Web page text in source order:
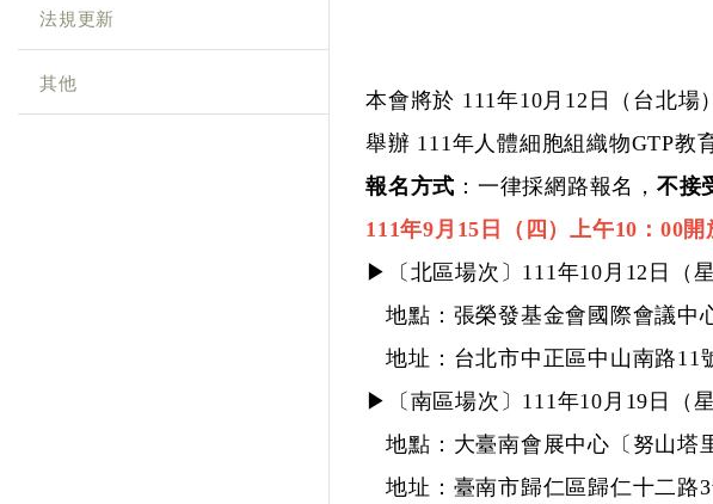
法規更新
其他
本會將於 111年10月12日（台北場
舉辦 111年人體細胞組織物GTP教
報名方式 ：一律採網路報名， 不接
111年9月15日（四）上午10 ： 00開
▶〔北區場次〕 111年10月12日
（
地點：張榮發基金會國際會議中
地址：台北市中正區中山南路11
▶
〔南區場次〕 111年10月19日
（
地點：大臺南會展中心〔努山塔
地址：臺南市歸仁區歸仁十二路